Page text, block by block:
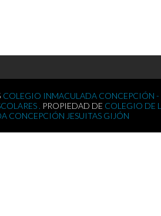
COLEGIO INMACULADA CONCEPCIÓN -
. PROPIEDAD DE COLEGIO DE
CONCEPCIÓN JESUITAS GIJÓN